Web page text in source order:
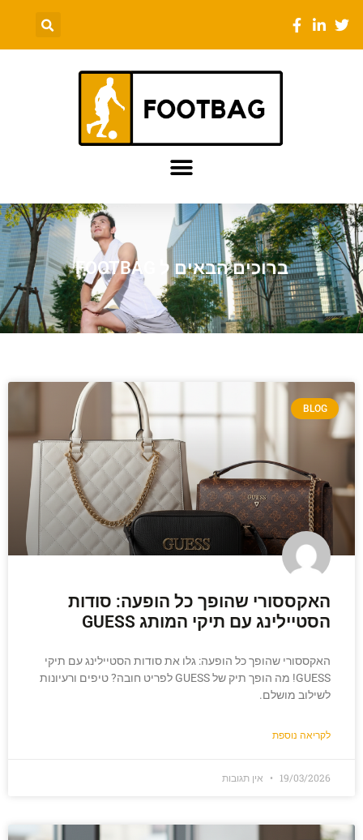
ברוכים הבאים ל FOOTBAG
BLOG
האקססורי שהופך כל הופעה: סודות
הסטיילינג עם תיקי המותג GUESS
האקססורי שהופך כל הופעה: גלו את סודות הסטיילינג עם תיקי
GUESS! מה הופך תיק של GUESS לפריט חובה? טיפים ורעיונות
לשילוב מושלם.
לקריאה נוספת
19/03/2026 אין תגובות